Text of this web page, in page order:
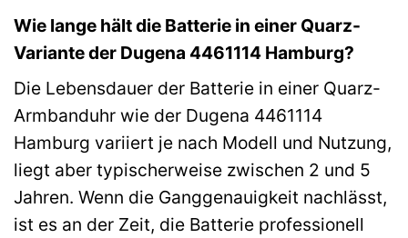
Wie lange hält die Batterie in einer Quarz-
Variante der Dugena 4461114 Hamburg?
Die Lebensdauer der Batterie in einer Quarz-
Armbanduhr wie der Dugena 4461114
Hamburg variiert je nach Modell und Nutzung,
liegt aber typischerweise zwischen 2 und 5
Jahren. Wenn die Ganggenauigkeit nachlässt,
ist es an der Zeit, die Batterie professionell